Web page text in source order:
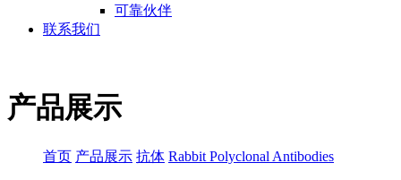
可靠伙伴
联系我们
产品展示
首页 产品展示 抗体 Rabbit Polyclonal Antibodies